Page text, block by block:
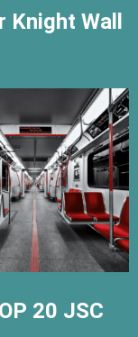
Knight Wall
20 JSC